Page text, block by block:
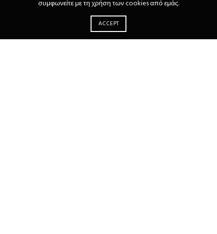
συμφωνείτε με τη χρήση των cookies από εμάς.
ACCEPT